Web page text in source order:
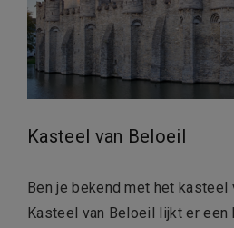
Kasteel van Beloeil
Ben je bekend met het kasteel
Kasteel van Beloeil lijkt er een